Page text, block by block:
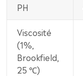
PH
Viscosité
(1%,
Brookfield,
25 ℃)